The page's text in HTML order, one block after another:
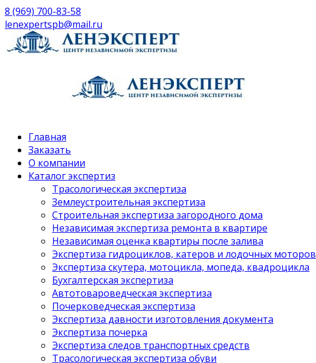
8 (969) 700-83-58
lenexpertspb@mail.ru
Главная
Заказать
О компании
Каталог экспертиз
Трасологическая экспертиза
Землеустроительная экспертиза
Строительная экспертиза загородного дома
Независимая экспертиза ремонта в квартире
Независимая оценка квартиры после залива
Экспертиза гидроциклов, катеров и лодочных моторов
Экспертиза скутера, мотоцикла, мопеда, квадроцикла
Бухгалтерская экспертиза
Автотовароведческая экспертиза
Почерковедческая экспертиза
Экспертиза давности изготовления документа
Экспертиза почерка
Экспертиза следов транспортных средств
Трасологическая экспертиза обуви